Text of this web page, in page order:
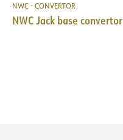
NWC - CONVERTOR
NWC Jack base convertor